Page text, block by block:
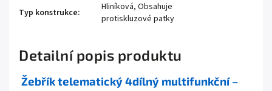
Detailní popis produktu
Žebřík telematický 4dílný multifunkční –
Typ konstrukce:
Hliníková, Obsahuje
protiskluzové patky